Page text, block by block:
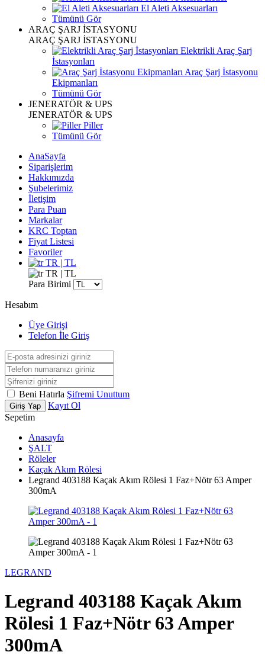
El Aleti Aksesuarları
Tümünü Gör
ARAÇ ŞARJ İSTASYONU
ARAÇ ŞARJ İSTASYONU
Elektrikli Araç Şarj
İstasyonları
Araç Şarj İstasyonu
Ekipmanları
Tümünü Gör
JENERATÖR & UPS
JENERATÖR & UPS
Piller
Tümünü Gör
AnaSayfa
Siparişlerim
Hakkımızda
Şubelerimiz
İletişim
Para Puan
Markalar
KRC Toptan
Fiyat Listesi
Favoriler
TR | TL
TR | TL
Para Birimi
Hesabım
Üye Girişi
Telefon İle Giriş
Beni Hatırla Şifremi Unuttum
Giriş Yap
Kayıt Ol
Sepetim
Anasayfa
ŞALT
Röleler
Kaçak Akım Rölesi
Legrand 403188 Kaçak Akım Rölesi 1 Faz+Nötr 63 Amper
300mA
LEGRAND
Legrand 403188 Kaçak Akım
Rölesi 1 Faz+Nötr 63 Amper
300mA